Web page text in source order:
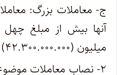
ج- معاملات بزرگ:
آنها بیش از مبلغ
میلیون (۴۲.۳۰۰.۰۰۰.۰۰۰) ریال باشد.